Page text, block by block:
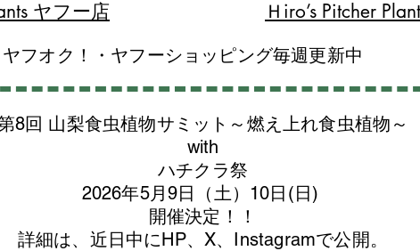
ヤフー店 Ｈiro’s Pitcher
ヤフオク！・ヤフーショッピング毎週更新中
8回 山梨食虫植物サミット～燃え上れ食虫植物～
with
​ハチクラ祭
2026年5月9日（土）10日(日)
​開催決定！！
詳細は、近日中にHP、X、Instagramで公開。